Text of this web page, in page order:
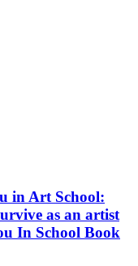
in Art School:
as an artist
In School Book